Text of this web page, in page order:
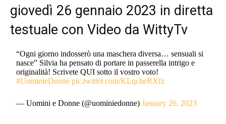
giovedì 26 gennaio 2023 in diretta
testuale con Video da WittyTv
“Ogni giorno indosserò una maschera diversa… sensuali si
nasce” Silvia ha pensato di portare in passerella intrigo e
originalità! Scrivete QUI sotto il vostro voto!
#UominieDonne pic.twitter.com/KLqcheRXfz
— Uomini e Donne (@uominiedonne)January 26, 2023